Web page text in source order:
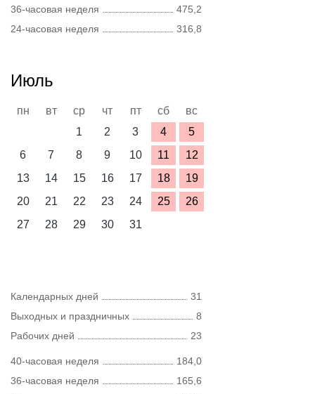
36-часовая неделя
475,2
24-часовая неделя
316,8
Июль
пн вт ср чт пт сб
вс
1
2 3 4
5
6
7 8 9 10 11
12
13
14 15 16 17 18
19
20
21 22 23 24 25
26
27
28 29 30 31
Календарных дней
31
Выходных и праздничных
8
Рабочих дней
23
40-часовая неделя
184,0
36-часовая неделя
165,6